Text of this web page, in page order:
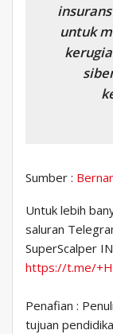
untuk
Sumber :
Untuk lebih
saluran
SuperScalper
https://t.me/
Penafian :
tujuan